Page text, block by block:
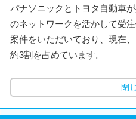
パナソニックとトヨタ自動車
のネットワークを活かして受
案件をいただいており、現在
約3割を占めています。
閉